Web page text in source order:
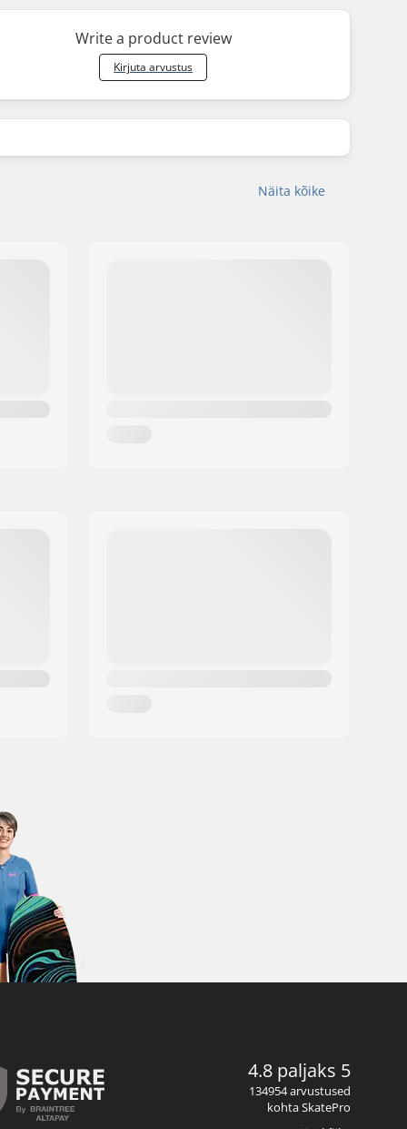
Write a product review
Kirjuta arvustus
Näita kõike
4.8 paljaks 5
134954 arvustused
kohta SkatePro